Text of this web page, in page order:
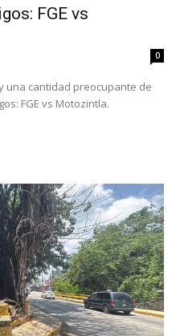
FGE vs
0
una cantidad preocupante de
FGE vs Motozintla.